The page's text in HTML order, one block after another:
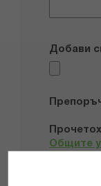
Добави
Общите